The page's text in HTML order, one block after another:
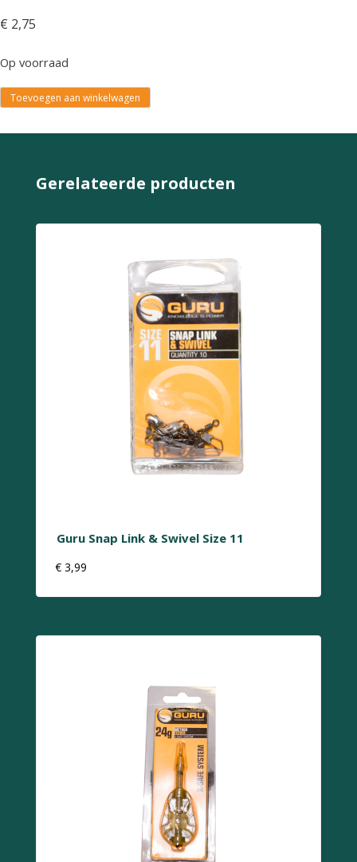
€ 2,75
Op voorraad
Toevoegen aan winkelwagen
Gerelateerde producten
Guru Snap Link & Swivel Size 11
€ 3,99